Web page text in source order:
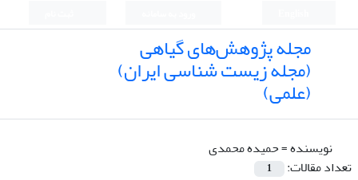
مجله پژوهش‌های گیاهی
(مجله زیست شناسی ایران)
(علمی)
نویسنده =حمیده محمدی
تعداد مقالات:
1